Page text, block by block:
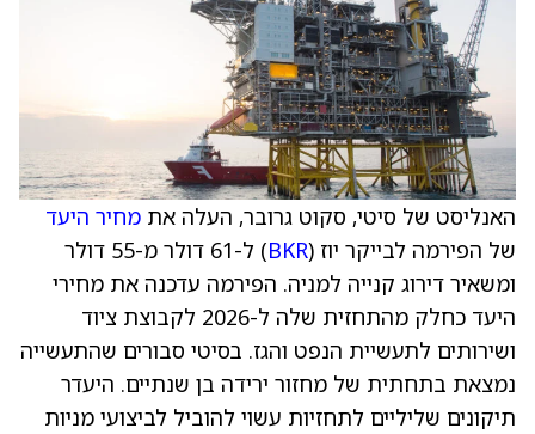
האנליסט של סיטי, סקוט גרובר, העלה את מחיר היעד
של הפירמה לבייקר יוז (BKR
) ל-61 דולר מ-55 דולר
ומשאיר דירוג קנייה למניה. הפירמה עדכנה את מחירי
היעד כחלק מהתחזית שלה ל-2026 לקבוצת ציוד
ושירותים לתעשיית הנפט והגז. בסיטי סבורים שהתעשייה
נמצאת בתחתית של מחזור ירידה בן שנתיים. היעדר
תיקונים שליליים לתחזיות עשוי להוביל לביצועי מניות